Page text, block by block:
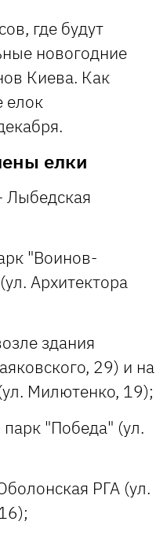
где будут
новогодние
Киева. Как
елок
елки
Лыбедская
"Воинов-
Архитектора
здания
29) и на
Милютенко, 19);
"Победа" (ул.
РГА (ул.